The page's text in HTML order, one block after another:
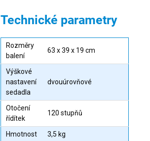
Technické parametry
Rozměry
balení
63 x 39 x 19 cm
Výškové
nastavení
sedadla
dvouúrovňové
Otočení
řídítek
120 stupňů
Hmotnost 3,5 kg